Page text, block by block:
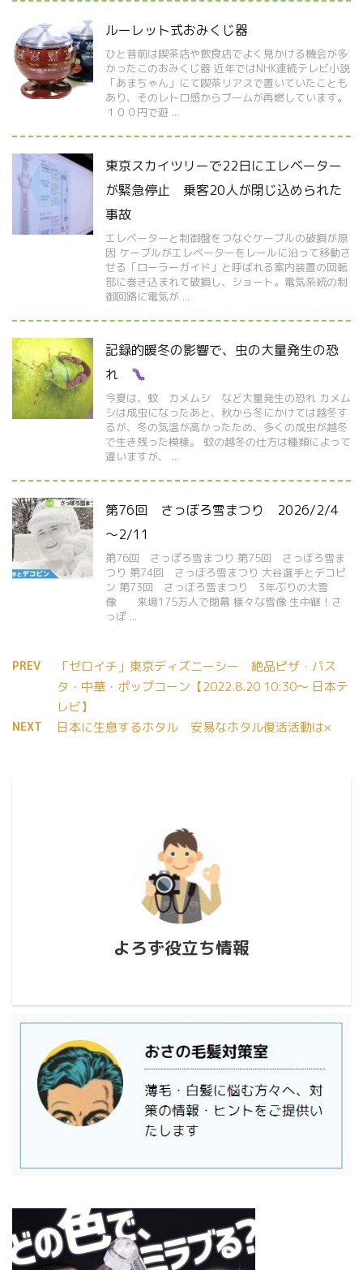
ルーレット式おみくじ器
ひと昔前は喫茶店や飲食店でよく見かける機会が多
かったこのおみくじ器 近年ではNHK連続テレビ小説
「あまちゃん」にて喫茶リアスで置いていたことも
あり、そのレトロ感からブームが再燃しています。
１００円で遊 ...
東京スカイツリーで22日にエレベーター
が緊急停止 乗客20人が閉じ込められた
事故
エレベーターと制御盤をつなぐケーブルの破損が原
因 ケーブルがエレベーターをレールに沿って移動さ
せる「ローラーガイド」と呼ばれる案内装置の回転
部に巻き込まれて破損し、ショート。電気系統の制
御回路に電気が ...
記録的暖冬の影響で、虫の大量発生の恐
れ
今夏は、蚊 カメムシ など大量発生の恐れ カメム
シは成虫になったあと、秋から冬にかけては越冬す
るが、冬の気温が高かったため、多くの成虫が越冬
で生き残った模様。 蚊の越冬の仕方は種類によって
違いますが、 ...
第76回 さっぼろ雪まつり 2026/2/4
～2/11
第76回 さっぽろ雪まつり 第75回 さっぼろ雪ま
つり 第74回 さっぼろ雪まつり 大谷選手とデコピ
ン 第73回 さっぼろ雪まつり 3年ぶりの大雪
像 来場175万人で閉幕 様々な雪像 生中継！さ
っぽ ...
PREV
「ゼロイチ」東京ディズニーシー 絶品ピザ・パス
タ・中華・ポップコーン【2022.8.20 10:30〜 日本テ
レビ】
NEXT 日本に生息するホタル 安易なホタル復活活動は×
よろず役立ち情報